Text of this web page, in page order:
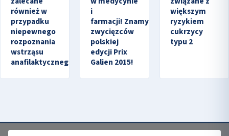
również w
przypadku
niepewnego
rozpoznania
wstrząsu
anafilaktycznego
i
farmacji! Znamy
zwycięzców
polskiej
edycji Prix
Galien 2015!
większym
ryzykiem
cukrzycy
typu 2